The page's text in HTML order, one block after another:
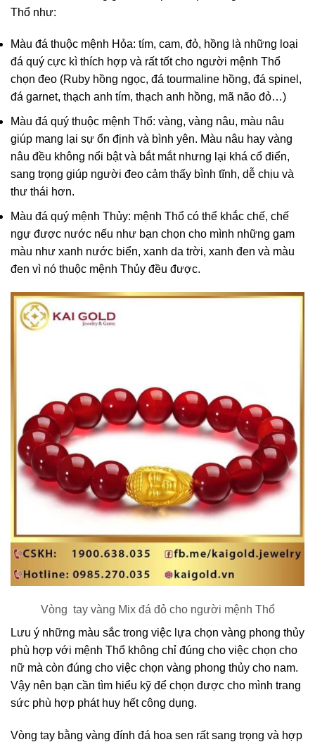
Thổ như:
Màu đá thuộc mệnh Hỏa: tím, cam, đỏ, hồng là những loại
đá quý cực kì thích hợp và rất tốt cho người mệnh Thổ
chọn đeo (Ruby hồng ngọc, đá tourmaline hồng, đá spinel,
đá garnet, thạch anh tím, thạch anh hồng, mã não đỏ…)
Màu đá quý thuộc mệnh Thổ: vàng, vàng nâu, màu nâu
giúp mang lại sự ổn định và bình yên. Màu nâu hay vàng
nâu đều không nổi bật và bắt mắt nhưng lại khá cổ điển,
sang trọng giúp người đeo cảm thấy bình tĩnh, dễ chịu và
thư thái hơn.
Màu đá quý mệnh Thủy: mệnh Thổ có thể khắc chế, chế
ngự được nước nếu như bạn chọn cho mình những gam
màu như xanh nước biển, xanh da trời, xanh đen và màu
đen vì nó thuộc mệnh Thủy đều được.
Vòng tay vàng Mix đá đỏ cho người mệnh Thổ
Lưu ý những màu sắc trong việc lựa chọn vàng phong thủy
phù hợp với mệnh Thổ không chỉ đúng cho việc chọn cho
nữ mà còn đúng cho việc chọn vàng phong thủy cho nam.
Vậy nên bạn cần tìm hiểu kỹ để chọn được cho mình trang
sức phù hợp phát huy hết công dụng.
Vòng tay bằng vàng đính đá hoa sen rất sang trọng và hợp